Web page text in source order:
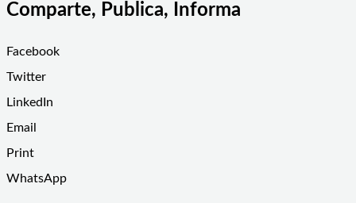
Comparte, Publica, Informa
Facebook
Twitter
LinkedIn
Email
Print
WhatsApp